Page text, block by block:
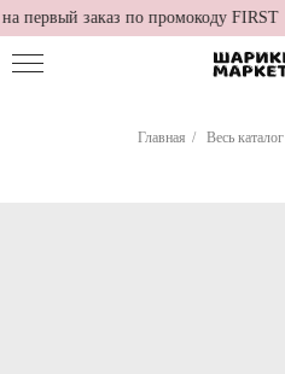
первый заказ по промокоду FIRST
Главная / Весь каталог